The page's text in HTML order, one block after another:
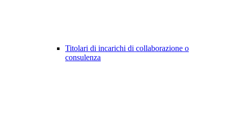
Titolari di incarichi di collaborazione o
consulenza